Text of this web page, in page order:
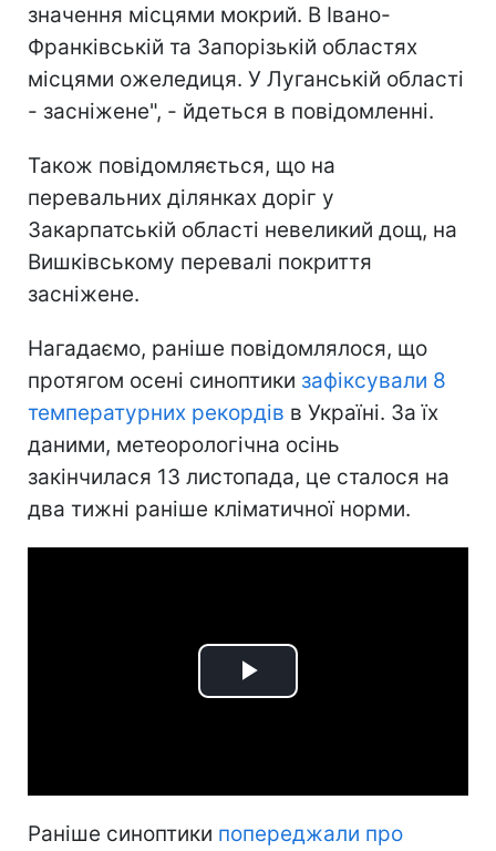
значення місцями мокрий. В Івано-
Франківській та Запорізькій областях
місцями ожеледиця. У Луганській області
- засніжене", - йдеться в повідомленні.
Також повідомляється, що на
перевальних ділянках доріг у
Закарпатській області невеликий дощ, на
Вишківському перевалі покриття
засніжене.
Нагадаємо, раніше повідомлялося, що
протягом осені синоптики зафіксували 8
температурних рекордів в Україні. За їх
даними, метеорологічна осінь
закінчилася 13 листопада, це сталося на
два тижні раніше кліматичної норми.
Play
Раніше синоптики попереджали про